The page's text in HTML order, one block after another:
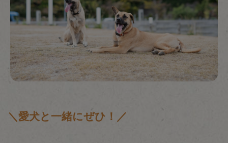
＼愛犬と一緒にぜひ！／